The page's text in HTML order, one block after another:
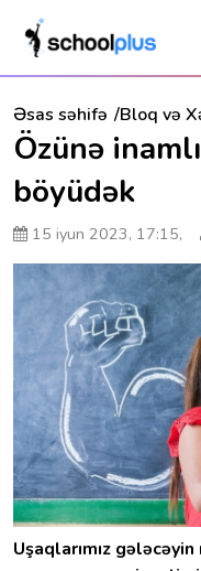
Əsas səhifə Bloq və
Özünə
böyüdək
15 iyun 2023, 17:15,
Uşaqlarımız gələcəyin